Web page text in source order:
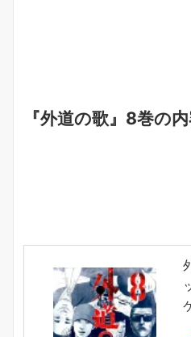
『外道の歌』8巻の